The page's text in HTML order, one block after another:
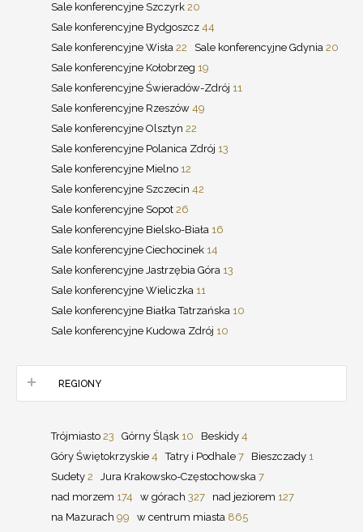
Sale konferencyjne Szczyrk 20
Sale konferencyjne Bydgoszcz 44
Sale konferencyjne Wisła 22 Sale konferencyjne Gdynia 20
Sale konferencyjne Kołobrzeg 19
Sale konferencyjne Świeradów-Zdrój 11
Sale konferencyjne Rzeszów 49
Sale konferencyjne Olsztyn 22
Sale konferencyjne Polanica Zdrój 13
Sale konferencyjne Mielno 12
Sale konferencyjne Szczecin 42
Sale konferencyjne Sopot 26
Sale konferencyjne Bielsko-Biała 16
Sale konferencyjne Ciechocinek 14
Sale konferencyjne Jastrzębia Góra 13
Sale konferencyjne Wieliczka 11
Sale konferencyjne Białka Tatrzańska 10
Sale konferencyjne Kudowa Zdrój 10
REGIONY
Trójmiasto 23 Górny Śląsk 10 Beskidy 4
Góry Świętokrzyskie 4 Tatry i Podhale 7 Bieszczady 1
Sudety 2 Jura Krakowsko-Częstochowska 7
nad morzem 174 w górach 327 nad jeziorem 127
na Mazurach 99 w centrum miasta 865